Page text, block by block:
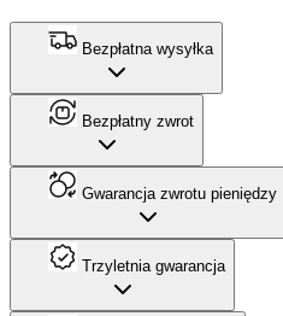
Bezpłatna wysyłka
Bezpłatny zwrot
Gwarancja zwrotu pieniędzy
Trzyletnia gwarancja